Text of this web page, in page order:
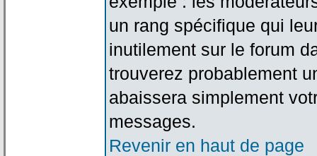
un rang spécifique qui
inutilement sur le forum
trouverez probablement
abaissera simplement
messages.
Revenir en haut de page